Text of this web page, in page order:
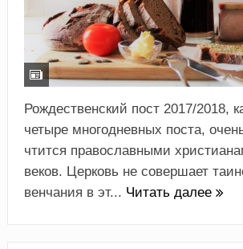
Рождественский пост 2017/2018,
четыре многодневных поста,
чтится православными
веков. Церковь не совершает
венчания в эт... Читать далее